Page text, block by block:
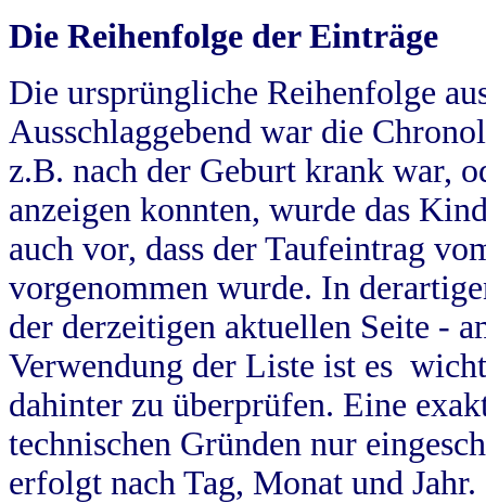
Die Reihenfolge der Einträge
Die ursprüngliche Reihenfolge
Ausschlaggebend war die
z.B. nach der Geburt krank war,
anzeigen konnten, wurde das
auch vor, dass der Taufeintrag
vorgenommen wurde. In
der derzeitigen aktuellen Seite -
Verwendung der Liste ist es
dahinter zu überprüfen. Eine
technischen Gründen nur
erfolgt nach Tag, Monat und Jahr.